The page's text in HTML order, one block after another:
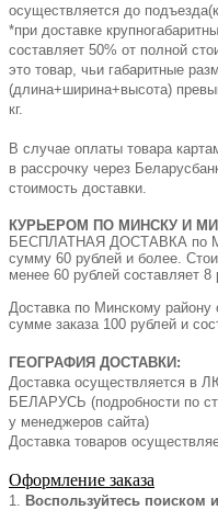
осуществляется до
*при доставке
составляет 50% от полной
это товар, чьи габаритные
(длина+ширина+высота)
кг.
В случае оплаты товара
в рассрочку через
стоимость доставки.
КУРЬЕРОМ ПО МИНСКУ И
БЕСПЛАТНАЯ ДОСТАВКА по
сумму 60 рублей и более.
менее 60 рублей составляет 8
Доставка по Минскому
сумме заказа 100 рублей и
ГЕОГРАФИЯ ДОСТАВКИ:
Доставка осуществляется в
БЕЛАРУСЬ (подробности по
у менеджеров сайта)
Доставка товаров
Оформление заказа
1.
Воспользуйтесь поиском